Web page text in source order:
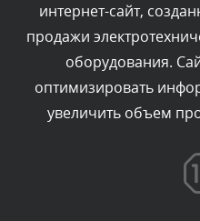
Комментарий
Текст комментария
администратором.
Комментарий
Текст комментария
интернет-сайт,
продажи
оборудования.
оптимизировать
увеличить объем